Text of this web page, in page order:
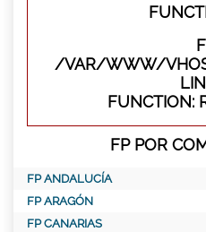
/VAR/WWW/
FUNCTION:
FP POR
FP ANDALUCÍA
FP ARAGÓN
FP CANARIAS